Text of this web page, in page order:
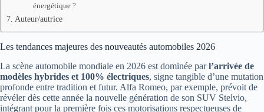
énergétique ?
Auteur/autrice
Les tendances majeures des nouveautés automobiles 2026
La scène automobile mondiale en 2026 est dominée parl’arrivée de
modèles hybrides et 100% électriques, signe tangible d’une mutation
profonde entre tradition et futur. Alfa Romeo, par exemple, prévoit de
révéler dès cette année la nouvelle génération de son SUV Stelvio,
intégrant pour la première fois ces motorisations respectueuses de